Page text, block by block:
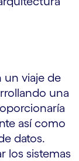
un viaje de
una
así como
datos.
los sistemas